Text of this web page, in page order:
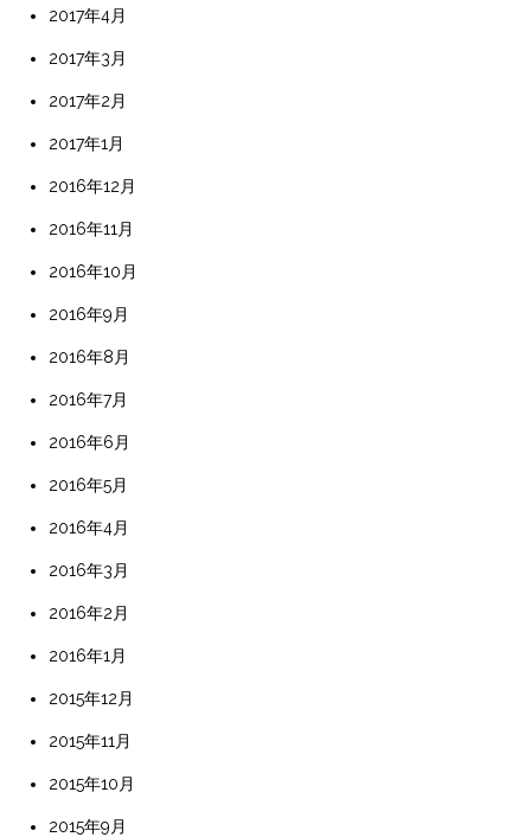
2017年4月
2017年3月
2017年2月
2017年1月
2016年12月
2016年11月
2016年10月
2016年9月
2016年8月
2016年7月
2016年6月
2016年5月
2016年4月
2016年3月
2016年2月
2016年1月
2015年12月
2015年11月
2015年10月
2015年9月